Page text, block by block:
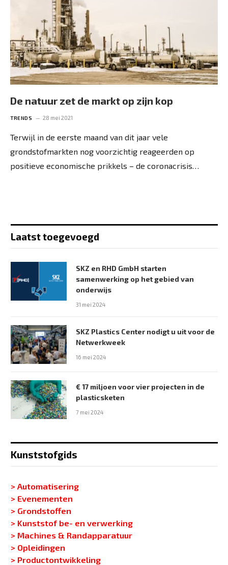
De natuur zet de markt op zijn kop
TRENDS 28 mei 2021
Terwijl in de eerste maand van dit jaar vele
grondstofmarkten nog voorzichtig ­reageerden op
positieve economische prikkels – de coronacrisis…
Laatst toegevoegd
SKZ en RHD GmbH starten
samenwerking op het gebied van
onderwijs
31 mei 2024
SKZ Plastics Center nodigt u uit voor de
Netwerkweek
16 mei 2024
€ 17 miljoen voor vier projecten in de
plasticsketen
7 mei 2024
Kunststofgids
> Automatisering
> Evenementen
> Grondstoffen
> Kunststof be- en verwerking
> Machines & Randapparatuur
> Opleidingen
> Productontwikkeling